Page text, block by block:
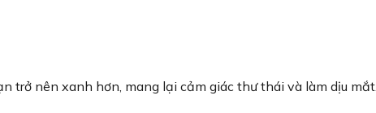
trở nên xanh hơn, mang lại cảm giác thư thái và làm dịu mắt.